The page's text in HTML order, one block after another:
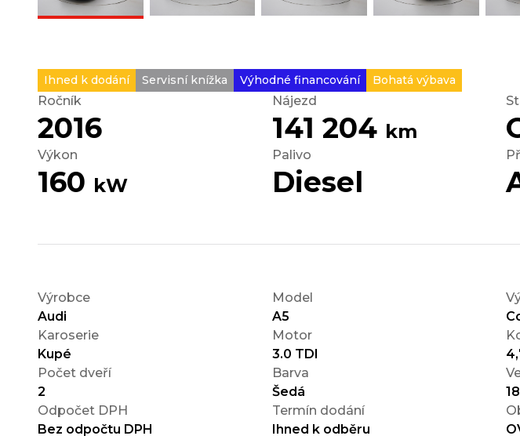
Ihned k dodání Servisní knížka Výhodné financování Bohatá výbava
Ročník
2016
Nájezd
141 204 km
Výkon
160 kW
Palivo
Diesel
Výrobce
Audi
Model
A5
Karoserie
Kupé
Motor
3.0 TDI
Počet dveří
2
Barva
Šedá
Odpočet DPH
Bez odpočtu DPH
Termín dodání
Ihned k odběru